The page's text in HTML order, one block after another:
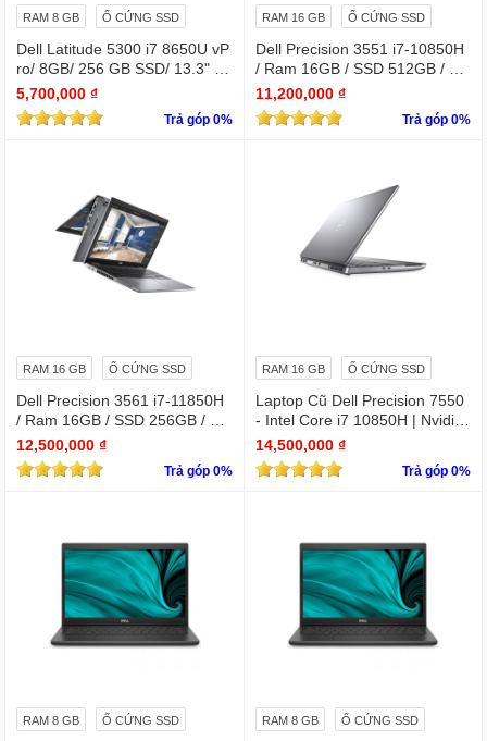
RAM 8 GB Ổ CỨNG SSD
Dell Latitude 5300 i7 8650U vP
ro/ 8GB/ 256 GB SSD/ 13.3" /
Win 10 Pro
5,700,000 ₫
Trả góp 0%
RAM 16 GB Ổ CỨNG SSD
Dell Precision 3551 i7-10850H
/ Ram 16GB / SSD 512GB / Mà
n 15.6″ IPS Full HD 1920×1080
IPS / VGA NVIDIA Quadro P62
0
11,200,000 ₫
Trả góp 0%
RAM 16 GB Ổ CỨNG SSD
Dell Precision 3561 i7-11850H
/ Ram 16GB / SSD 256GB / Mà
n 15.6″ IPS Full HD 1920×1080
IPS / VGA NVIDIA Quadro T60
0
12,500,000 ₫
Trả góp 0%
RAM 16 GB Ổ CỨNG SSD
Laptop Cũ Dell Precision 7550
- Intel Core i7 10850H | Nvidia
Quadro T1000
14,500,000 ₫
Trả góp 0%
RAM 8 GB Ổ CỨNG SSD RAM 8 GB Ổ CỨNG SSD